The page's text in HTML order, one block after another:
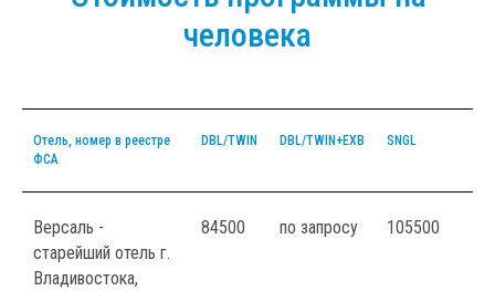
человека
Отель, номер в реестре
ФСА
DBL/TWIN DBL/TWIN+EXB SNGL
Версаль -
старейший отель г.
Владивостока,
84500 по запросу 105500